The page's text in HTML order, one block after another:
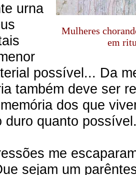
Mulheres
em
urna
possível... Da
também deve ser
dos que
duro quanto
me
sejam um